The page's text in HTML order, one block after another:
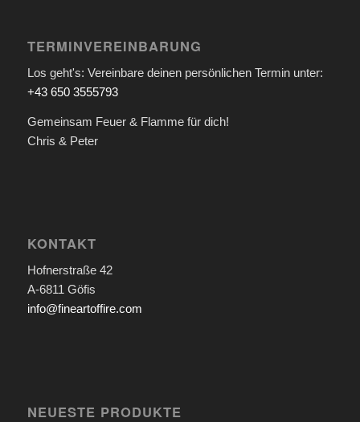
TERMINVEREINBARUNG
Los geht's: Vereinbare deinen persönlichen Termin unter:
+43 650 3555793
Gemeinsam Feuer & Flamme für dich!
Chris & Peter
KONTAKT
Hofnerstraße 42
A-6811 Göfis
info@fineartoffire.com
NEUESTE PRODUKTE